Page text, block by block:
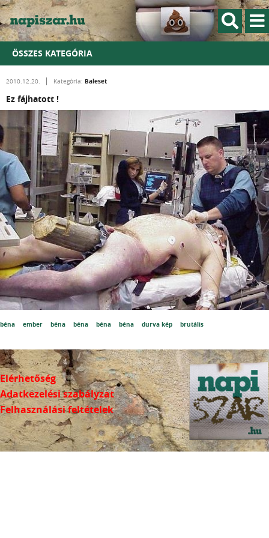
ÖSSZES KATEGÓRIA
2010.12.20. Kategória: Baleset
Ez fájhatott !
béna ember béna béna béna béna durva kép brutális
Elérhetőség
Adatkezelési szabályzat
Felhasználási feltételek